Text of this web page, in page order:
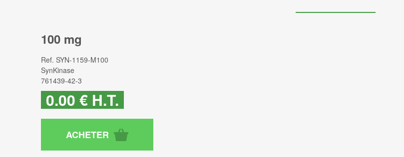
100 mg
Ref. SYN-1159-M100
SynKinase
761439-42-3
0.00 € H.T.